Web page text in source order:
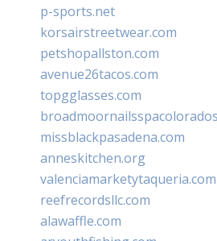
p-sports.net
korsairstreetwear.com
petshopallston.com
avenue26tacos.com
topgglasses.com
missblackpasadena.com
anneskitchen.org
valenciamarketytaqueria.com
reefrecordsllc.com
alawaffle.com